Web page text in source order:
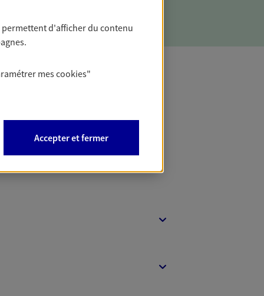
Protection
d'afficher du contenu
mescookies"
Accepter et fermer